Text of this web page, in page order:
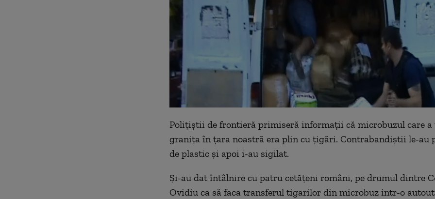
Poliţiştii de frontieră primiseră informaţii că microbuzul care a
graniţa în ţara noastră era plin cu ţigări. Contrabandiştii le-au
de plastic şi apoi i-au sigilat.
Şi-au dat întâlnire cu patru cetăţeni români, pe drumul dintre
Ovidiu ca să faca transferul tigarilor din microbuz intr-o